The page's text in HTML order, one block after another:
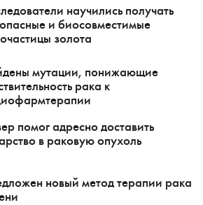
научились получать
и биосовместимые
золота
мутации, понижающие
рака к
помог адресно доставить
в раковую опухоль
новый метод терапии рака